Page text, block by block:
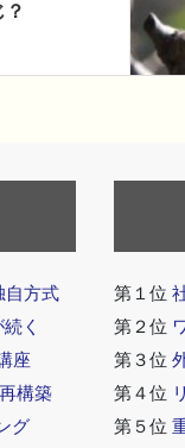
自方式
く
座
構築
グ
第１位
第２位
第３位
第４位
第５位